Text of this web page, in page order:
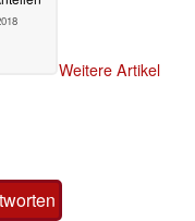
Weitere Artikel